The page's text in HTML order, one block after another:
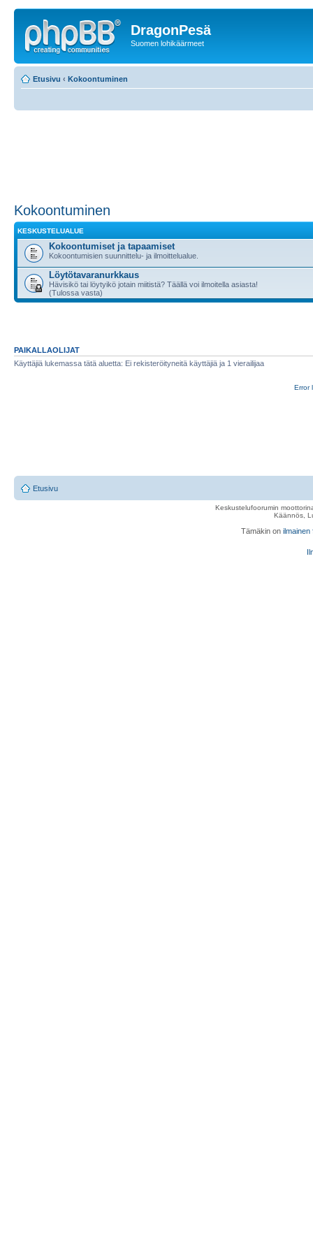
DragonPesä
Suomen lohikäärmeet
Etusivu ‹ Kokoontuminen
Kokoontuminen
KESKUSTELUALUE
Kokoontumiset ja tapaamiset
Kokoontumisien suunnittelu- ja ilmoittelualue.
Löytötavaranurkkaus
Hävisikö tai löytyikö jotain miitistä? Täällä voi ilmoitella asiasta!
(Tulossa vasta)
PAIKALLAOLIJAT
Käyttäjiä lukemassa tätä aluetta: Ei rekisteröityneitä käyttäjiä ja 1 vierailijaa
Error
Etusivu
Keskustelufoorumin
Käännös,
Tämäkin on ilmainen